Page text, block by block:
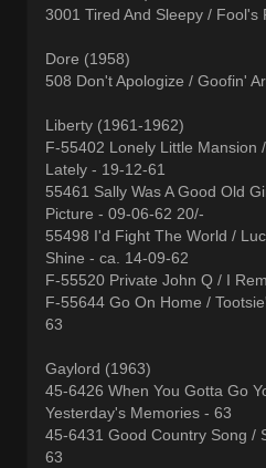
3001 Tired And Sleepy / Fool's
Dore (1958)
508 Don't Apologize / Goofin'
Liberty (1961-1962)
F-55402 Lonely Little Mansion
Lately - 19-12-61
55461 Sally Was A Good Old
Picture - 09-06-62 20/-
55498 I'd Fight The World /
Shine - ca. 14-09-62
F-55520 Private John Q / I
F-55644 Go On Home /
63
Gaylord (1963)
45-6426 When You Gotta Go
Yesterday's Memories - 63
45-6431 Good Country Song /
63